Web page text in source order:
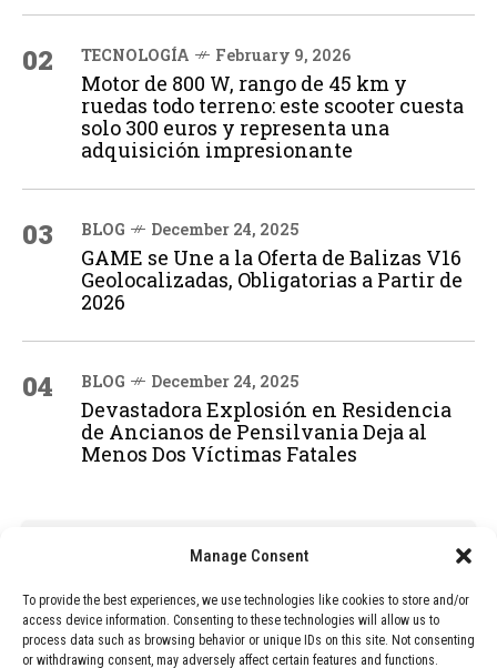
Manage Consent
To provide the best experiences, we use technologies like cookies to store and/or
access device information. Consenting to these technologies will allow us to
process data such as browsing behavior or unique IDs on this site. Not consenting
or withdrawing consent, may adversely affect certain features and functions.
02 TECNOLOGÍA February 9, 2026
Motor de 800 W, rango de 45 km y
ruedas todo terreno: este scooter cuesta
solo 300 euros y representa una
adquisición impresionante
03 BLOG December 24, 2025
GAME se Une a la Oferta de Balizas V16
Geolocalizadas, Obligatorias a Partir de
2026
04 BLOG December 24, 2025
Devastadora Explosión en Residencia
de Ancianos de Pensilvania Deja al
Menos Dos Víctimas Fatales